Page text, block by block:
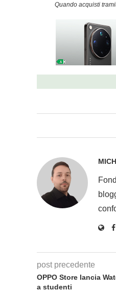
Quando acquisti
post precedente
OPPO Store lancia
a studenti